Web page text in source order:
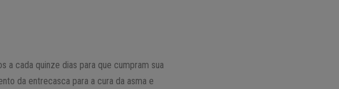
a cada quinze dias para que cumpram sua
da entrecasca para a cura da asma e